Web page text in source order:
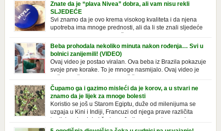
Znate da je “plava Nivea” dobra, ali vam nisu rekli
SLJEDEĆE
Svi znamo da je ovo krema visokog kvaliteta i da njena
upotreba ima mnoge prednosti, ali da li ste znali sljedeće
prepoznatljivog mirisa i jednostavne formule, jeste nezamenljiv inventar
u kupatilima i muškaraca i žena. Mnogi ljudi se ne odvajaju od nje, pa je
čak nose sa […]
Beba prohodala nekoliko minuta nakon rođenja… Svi u
bolnici zanijemili! (VIDEO)
Ovaj video je postao viralan. Ova beba iz Brazila pokazuje
svoje prve korake. To je mnoge nasmijalo. Ovaj video je
novorođenih beba. Video je snimila babica, pregledalo ga je preko 80
miliona ljudi. Ove babice su ostale u čudu nakon što su vidjeli kako
beba želi […]
Čupamo ga i gazimo misleći da je korov, a u stvari ne
znamo da je lijek za mnoge bolesti
Koristio se još u Starom Egiptu, duže od milenijuma se
uzgaja u Kini i Indiji, Francuzi od njega prave različita
tradicionalna jela i čorbe… Jedino mi gazimo po njemu,
čupamo ga i bacamo kao korov! Tušt je jednogodišnji, ali vrlo uporan